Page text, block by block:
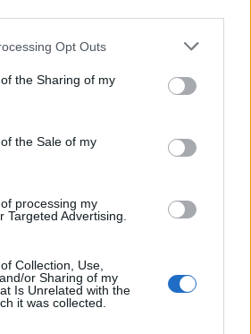
be disclosed by us to third parties
parties.
app uses one or more Google
and store information including but
or usage behaviour. You may click to
to Google and its third-party tags to
Opt Outs
the Sharing of my
the Sale of my
processing my
Targeted Advertising.
Collection, Use,
or Sharing of my
Is Unrelated with the
it was collected.
Turchi: c’è un’altra